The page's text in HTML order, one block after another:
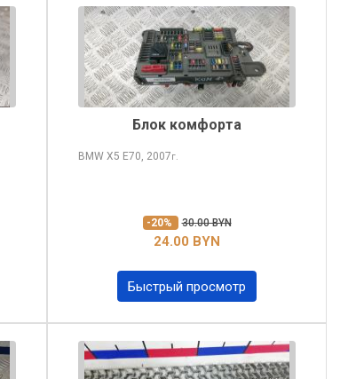
Блок комфорта
BMW X5 E70, 2007г.
-20% 30.00 BYN
24.00 BYN
Быстрый просмотр